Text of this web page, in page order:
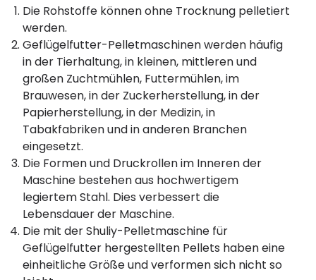
Die Rohstoffe können ohne Trocknung pelletiert
werden.
Geflügelfutter-Pelletmaschinen werden häufig
in der Tierhaltung, in kleinen, mittleren und
großen Zuchtmühlen, Futtermühlen, im
Brauwesen, in der Zuckerherstellung, in der
Papierherstellung, in der Medizin, in
Tabakfabriken und in anderen Branchen
eingesetzt.
Die Formen und Druckrollen im Inneren der
Maschine bestehen aus hochwertigem
legiertem Stahl. Dies verbessert die
Lebensdauer der Maschine.
Die mit der Shuliy-Pelletmaschine für
Geflügelfutter hergestellten Pellets haben eine
einheitliche Größe und verformen sich nicht so